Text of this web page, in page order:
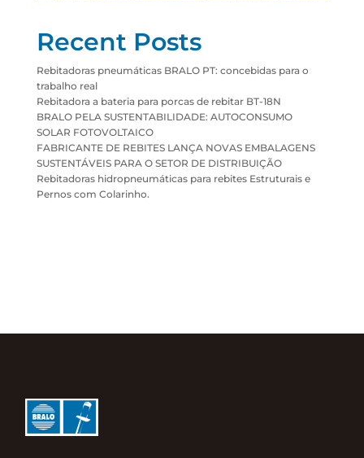
Recent Posts
Rebitadoras pneumáticas BRALO PT: concebidas para o
trabalho real
Rebitadora a bateria para porcas de rebitar BT-18N
BRALO PELA SUSTENTABILIDADE: AUTOCONSUMO
SOLAR FOTOVOLTAICO
FABRICANTE DE REBITES LANÇA NOVAS EMBALAGENS
SUSTENTÁVEIS PARA O SETOR DE DISTRIBUIÇÃO
Rebitadoras hidropneumáticas para rebites Estruturais e
Pernos com Colarinho.